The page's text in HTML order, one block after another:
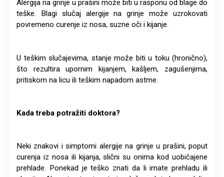
Alergija na grinje u prašini može biti u rasponu od blage do
teške. Blagi slučaj alergije na grinje može uzrokovati
povremeno curenje iz nosa, suzne oči i kijanje.
U teškim slučajevima, stanje može biti u toku (hronično),
što rezultira upornim kijanjem, kašljem, zagušenjima,
pritiskom na licu ili teškim napadom astme.
Kada treba potražiti doktora?
Neki znakovi i simptomi alergije na grinje u prašini, poput
curenja iz nosa ili kijanja, slični su onima kod uobičajene
prehlade. Ponekad je teško znati da li imate prehladu ili